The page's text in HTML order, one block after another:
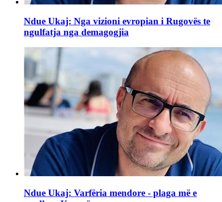
Ndue Ukaj: Nga vizioni evropian i Rugovës te
ngulfatja nga demagogjia
Ndue Ukaj: Varfëria mendore - plaga më e